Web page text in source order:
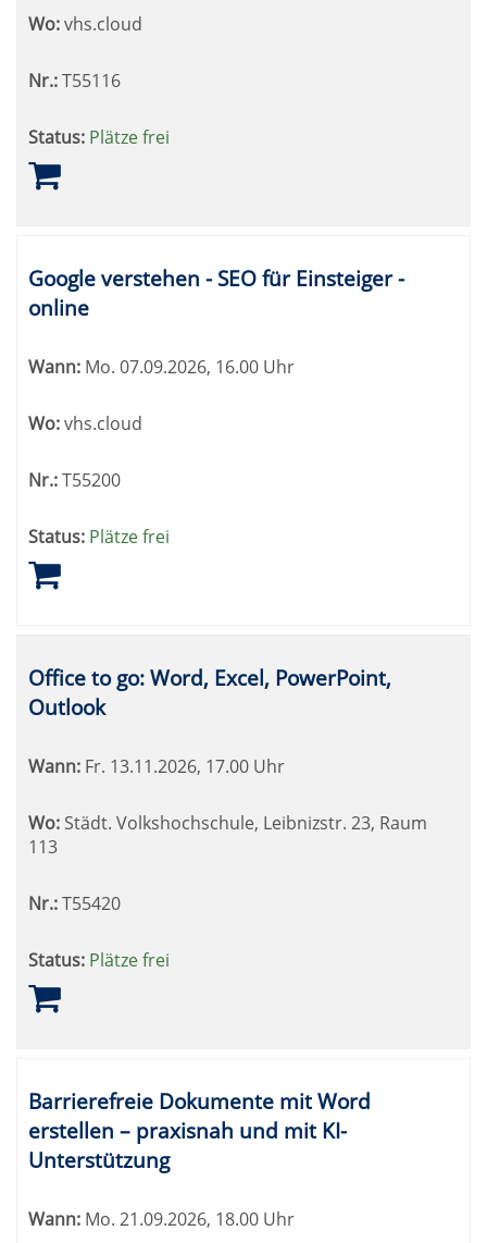
Wo:vhs.cloud
Nr.:T55116
Status: Plätze frei
Google verstehen - SEO für Einsteiger -
online
Wann: Mo. 07.09.2026, 16.00 Uhr
Wo:vhs.cloud
Nr.:T55200
Status: Plätze frei
Office to go: Word, Excel, PowerPoint,
Outlook
Wann: Fr. 13.11.2026, 17.00 Uhr
Wo: Städt. Volkshochschule, Leibnizstr. 23, Raum
113
Nr.:T55420
Status: Plätze frei
Barrierefreie Dokumente mit Word
erstellen – praxisnah und mit KI-
Unterstützung
Wann: Mo. 21.09.2026, 18.00 Uhr